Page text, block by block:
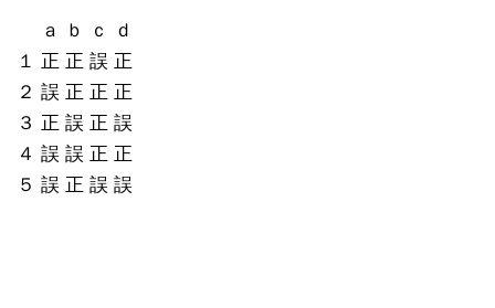
ａ ｂ ｃ ｄ
１ 正 正 誤 正
２ 誤 正 正 正
３ 正 誤 正 誤
４ 誤 誤 正 正
５ 誤 正 誤 誤